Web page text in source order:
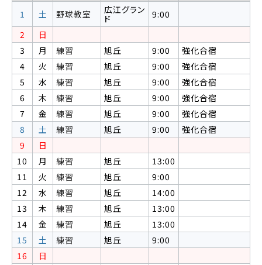
1 土 野球教室
広江グラン
ド
9:00
2
日
3
月 練習 旭丘 9:00
強化合宿
4
火 練習 旭丘 9:00
強化合宿
5
水 練習 旭丘 9:00
強化合宿
6
木 練習 旭丘 9:00
強化合宿
7
金 練習 旭丘 9:00
強化合宿
8
土 練習 旭丘 9:00
強化合宿
9
日
10
月 練習 旭丘
13:00
11
火 練習 旭丘
9:00
12
水 練習 旭丘
14:00
13
木 練習 旭丘
13:00
14
金 練習 旭丘
13:00
15
土 練習 旭丘
9:00
16
日